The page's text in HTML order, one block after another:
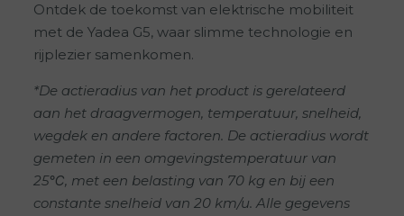
Ontdek de toekomst van elektrische mobiliteit
met de Yadea G5, waar slimme technologie en
rijplezier samenkomen.
*De actieradius van het product is gerelateerd
aan het draagvermogen, temperatuur, snelheid,
wegdek en andere factoren. De actieradius wordt
gemeten in een omgevingstemperatuur van
25℃, met een belasting van 70 kg en bij een
constante snelheid van 20 km/u. Alle gegevens